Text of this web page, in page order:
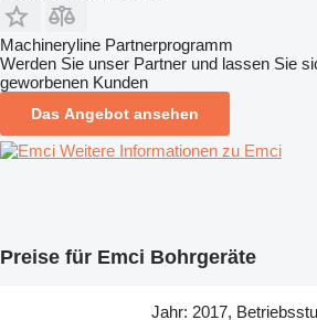
Machineryline Partnerprogramm
Werden Sie unser Partner und lassen Sie
geworbenen Kunden
Das Angebot ansehen
Weitere Informationen zu Emci
Preise für Emci Bohrgeräte
Jahr: 2017,